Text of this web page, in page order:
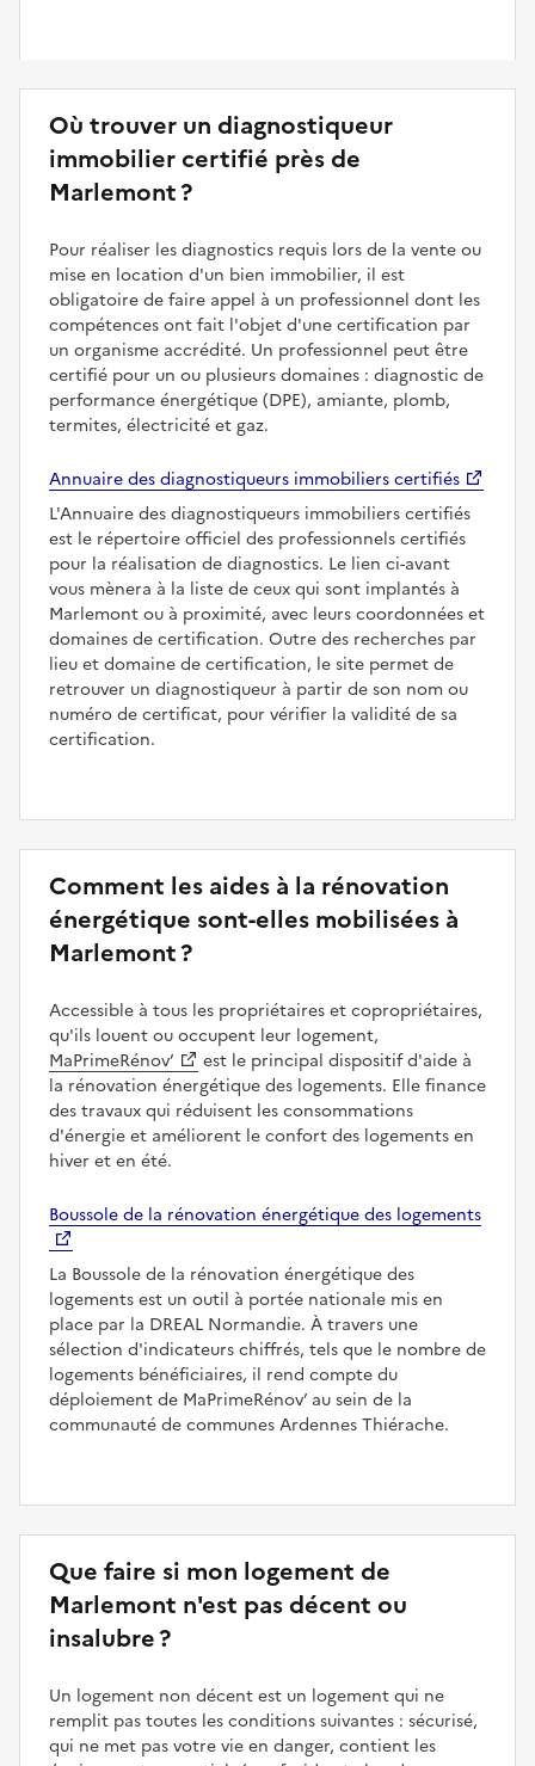
Où trouver un diagnostiqueur
immobilier certifié près de
Marlemont ?
Pour réaliser les diagnostics requis lors de la vente ou
mise en location d'un bien immobilier, il est
obligatoire de faire appel à un professionnel dont les
compétences ont fait l'objet d'une certification par
un organisme accrédité. Un professionnel peut être
certifié pour un ou plusieurs domaines : diagnostic de
performance énergétique (DPE), amiante, plomb,
termites, électricité et gaz.
Annuaire des diagnostiqueurs immobiliers certifiés
L'Annuaire des diagnostiqueurs immobiliers certifiés
est le répertoire officiel des professionnels certifiés
pour la réalisation de diagnostics. Le lien ci-avant
vous mènera à la liste de ceux qui sont implantés à
Marlemont ou à proximité, avec leurs coordonnées et
domaines de certification. Outre des recherches par
lieu et domaine de certification, le site permet de
retrouver un diagnostiqueur à partir de son nom ou
numéro de certificat, pour vérifier la validité de sa
certification.
Comment les aides à la rénovation
énergétique sont-elles mobilisées à
Marlemont ?
Accessible à tous les propriétaires et copropriétaires,
qu'ils louent ou occupent leur logement,
MaPrimeRénov’
est le principal dispositif d'aide à
la rénovation énergétique des logements. Elle finance
des travaux qui réduisent les consommations
d'énergie et améliorent le confort des logements en
hiver et en été.
Boussole de la rénovation énergétique des logements
La Boussole de la rénovation énergétique des
logements est un outil à portée nationale mis en
place par la DREAL Normandie. À travers une
sélection d'indicateurs chiffrés, tels que le nombre de
logements bénéficiaires, il rend compte du
déploiement de MaPrimeRénov’ au sein de la
communauté de communes Ardennes Thiérache.
Que faire si mon logement de
Marlemont n'est pas décent ou
insalubre ?
Un logement non décent est un logement qui ne
remplit pas toutes les conditions suivantes : sécurisé,
qui ne met pas votre vie en danger, contient les